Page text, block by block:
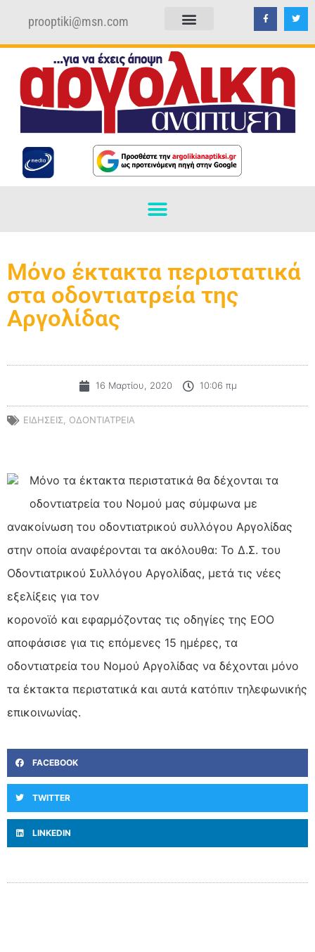
prooptiki@msn.com
Μόνο έκτακτα περιστατικά
στα οδοντιατρεία της
Αργολίδας
16 Μαρτίου, 2020 10:06 πμ
ΕΙΔΗΣΕΙΣ, ΟΔΟΝΤΙΑΤΡΕΙΑ
Μόνο τα έκτακτα περιστατικά θα δέχονται τα
οδοντιατρεία του Νομού μας σύμφωνα με
ανακοίνωση του οδοντιατρικού συλλόγου Αργολίδας
στην οποία αναφέρονται τα ακόλουθα: Το Δ.Σ. του
Οδοντιατρικού Συλλόγου Αργολίδας, μετά τις νέες
εξελίξεις για τον
κορονοϊό και εφαρμόζοντας τις οδηγίες της ΕΟΟ
αποφάσισε για τις επόμενες 15 ημέρες, τα
οδοντιατρεία του Νομού Αργολίδας να δέχονται μόνο
τα έκτακτα περιστατικά και αυτά κατόπιν τηλεφωνικής
επικοινωνίας.
FACEBOOK
TWITTER
LINKEDIN